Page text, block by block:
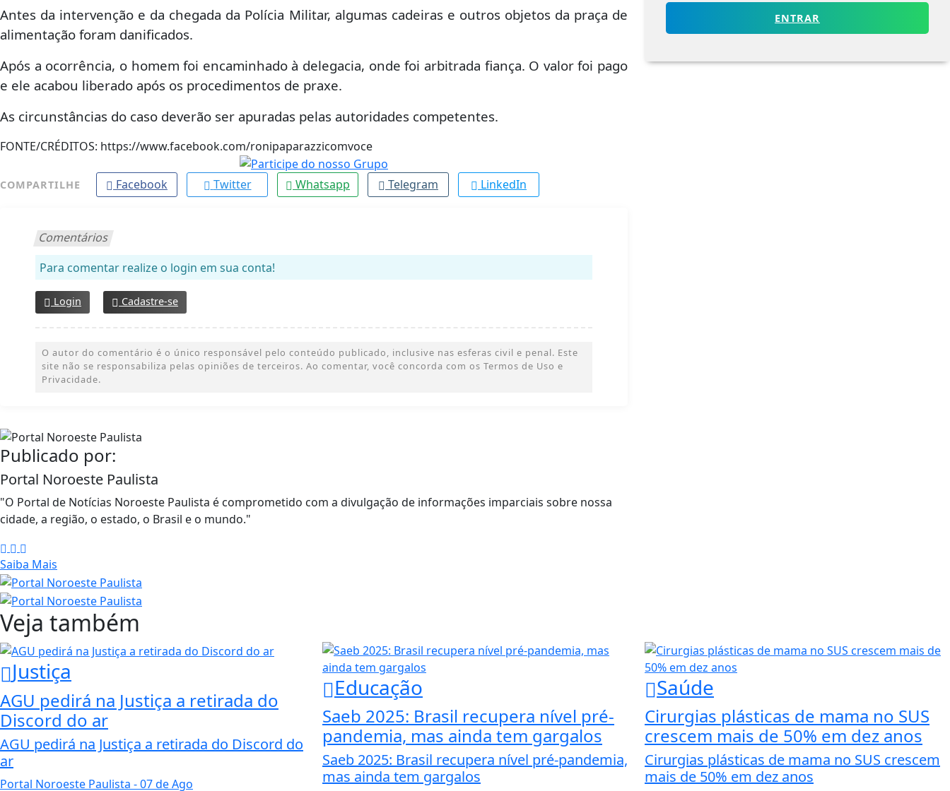
Antes da intervenção e da chegada da Polícia Militar, algumas cadeiras e outros objetos da praça de
alimentação foram danificados.
Após a ocorrência, o homem foi encaminhado à delegacia, onde foi arbitrada fiança. O valor foi pago
e ele acabou liberado após os procedimentos de praxe.
As circunstâncias do caso deverão ser apuradas pelas autoridades competentes.
FONTE/CRÉDITOS: https://www.facebook.com/ronipaparazzicomvoce
COMPARTILHE Facebook Twitter Whatsapp Telegram LinkedIn
Comentários
Para comentar realize o login em sua conta!
Login Cadastre-se
O autor do comentário é o único responsável pelo conteúdo publicado, inclusive nas esferas civil e penal. Este
site não se responsabiliza pelas opiniões de terceiros. Ao comentar, você concorda com os Termos de Uso e
Privacidade.
Publicado por:
Portal Noroeste Paulista
"O Portal de Notícias Noroeste Paulista é comprometido com a divulgação de informações imparciais sobre nossa
cidade, a região, o estado, o Brasil e o mundo."
Saiba Mais
ENTRAR
Veja também
Justiça
AGU pedirá na Justiça a retirada do
Discord do ar
AGU pedirá na Justiça a retirada do Discord do
ar
Portal Noroeste Paulista - 07 de Ago
Educação
Saeb 2025: Brasil recupera nível pré-
pandemia, mas ainda tem gargalos
Saeb 2025: Brasil recupera nível pré-pandemia,
mas ainda tem gargalos
Saúde
Cirurgias plásticas de mama no SUS
crescem mais de 50% em dez anos
Cirurgias plásticas de mama no SUS crescem
mais de 50% em dez anos